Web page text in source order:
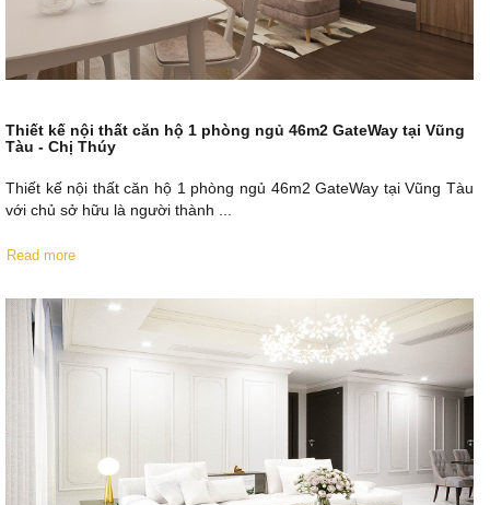
Thiết kế nội thất căn hộ 1 phòng ngủ 46m2 GateWay tại Vũng
Tàu - Chị Thúy
Thiết kế nội thất căn hộ 1 phòng ngủ 46m2 GateWay tại Vũng Tàu
với chủ sở hữu là người thành ...
Read more